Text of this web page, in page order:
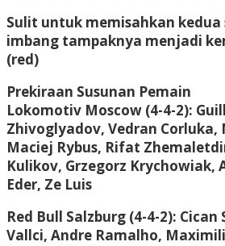
Sulit untuk memisahkan kedua
imbang tampaknya menjadi
(red)
Prekiraan Susunan Pemain
Lokomotiv Moscow (4-4-2):
Zhivoglyadov, Vedran Corluka,
Maciej Rybus, Rifat
Kulikov, Grzegorz Krychowiak,
Eder, Ze Luis
Red Bull Salzburg (4-4-2):
Vallci, Andre Ramalho,